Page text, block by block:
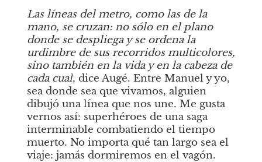
Las líneas del metro, como las de la
mano, se cruzan: no sólo en el plano
donde se despliega y se ordena la
urdimbre de sus recorridos multicolores,
sino también en la vida y en la cabeza de
cada cual, dice Augé. Entre Manuel y yo,
sea donde sea que vivamos, alguien
dibujó una línea que nos une. Me gusta
vernos así: superhéroes de una saga
interminable combatiendo el tiempo
muerto. No importa qué tan largo sea el
viaje: jamás dormiremos en el vagón.